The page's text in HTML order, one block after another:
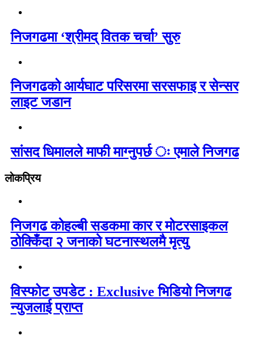
निजगढमा ‘श्रीमद् वितक चर्चा’ सुरु
निजगढको आर्यघाट परिसरमा सरसफाइ र सेन्सर
लाइट जडान
सांसद धिमालले माफी माग्नुपर्छ ः एमाले निजगढ
लोकप्रिय
निजगढ कोहल्बी सडकमा कार र मोटरसाइकल
ठोक्किँदा २ जनाको घटनास्थलमै मृत्यु
विस्फोट उपडेट : Exclusive भिडियो निजगढ
न्युजलाई प्राप्त